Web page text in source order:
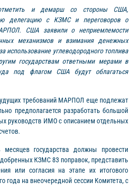
и демарш со стороны США,
делегацию с КЗМС и переговоров о
США заявили о неприемлемости
механизмов и взимания денежных
использование углеводородного топлива
государствам ответными мерами в
под флагом США будут облагаться
требований МАРПОЛ еще подлежат
предполагается разработать большой
руководств ИМО с описанием отдельных
государства должны провести
КЗМС 83 поправок, представить
или согласия на этапе их итогового
года на внеочередной сессии Комитета, с